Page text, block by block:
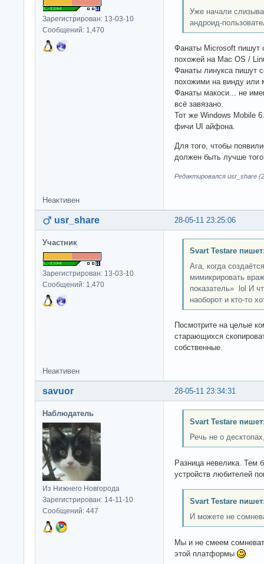
Зарегистрирован: 13-03-10
Сообщений: 1,470
Уже начали
андроид-
Фанаты Microsoft пишут
похожей на Mac OS /
Фанаты линукса пишут
похожими на винду или
Фанаты макоси... не
всё завязано.
Тот же Windows Mobile
фичи UI айфона.
Для того, чтобы
должен быть лучше
Редактировался usr_share
Неактивен
28-05-11 23:25:06
usr_share
Участник
Зарегистрирован: 13-03-10
Сообщений: 1,470
Svart Testare
Ага, когда
мимикрировать
показатель» lol И
наоборот и кто-то
Посмотрите на целые
старающихся
собственные.
Неактивен
28-05-11 23:34:31
savuor
Наблюдатель
Из Нижнего Новгорода
Зарегистрирован: 14-11-10
Сообщений: 447
Svart Testare
Речь не о
Разница невелика. Тем
устройств любителей
Svart Testare
И можете не
Мы и не смеем
этой платформы